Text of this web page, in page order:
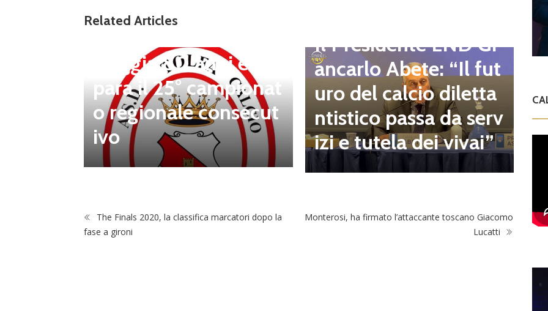
Related Articles
Tolfa, una stagione d
steggia 80 anni e pre
para il 25° campionat
o regionale consecut
ivo
Il Presidente LND Gi
ancarlo Abete: “Il fut
uro del calcio diletta
ntistico passa da serv
izi e tutela dei vivai”
The Finals 2020, la classifica marcatori dopo la
fase a gironi
Monterosi, ha firmato l’attaccante toscano Giacomo
Lucatti